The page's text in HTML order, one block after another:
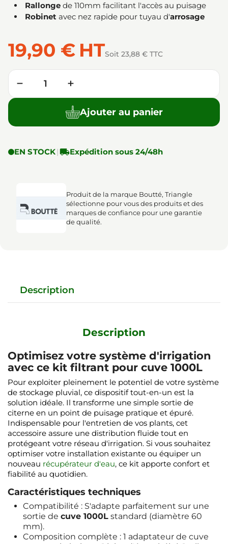
Rallonge de 110mm facilitant l'accès au puisage
Robinet avec nez rapide pour tuyau d'arrosage
19,90 € HTSoit 23,88 € TTC
Quantité
− +
Ajouter au panier
EN STOCK |Expédition sous 24/48h
Produit de la marque Boutté, Triangle
sélectionne pour vous des produits et des
marques de confiance pour une garantie
de qualité.
Description
Description
Optimisez votre système d'irrigation
avec ce kit filtrant pour cuve 1000L
Pour exploiter pleinement le potentiel de votre système
de stockage pluvial, ce dispositif tout-en-un est la
solution idéale. Il transforme une simple sortie de
citerne en un point de puisage pratique et épuré.
Indispensable pour l'entretien de vos plants, cet
accessoire assure une distribution fluide tout en
protégeant votre réseau d'irrigation. Si vous souhaitez
optimiser votre installation existante ou équiper un
nouveau récupérateur d'eau, ce kit apporte confort et
fiabilité au quotidien.
Caractéristiques techniques
Compatibilité : S'adapte parfaitement sur une
sortie de cuve 1000L standard (diamètre 60
mm).
Composition complète : 1 adaptateur de cuve